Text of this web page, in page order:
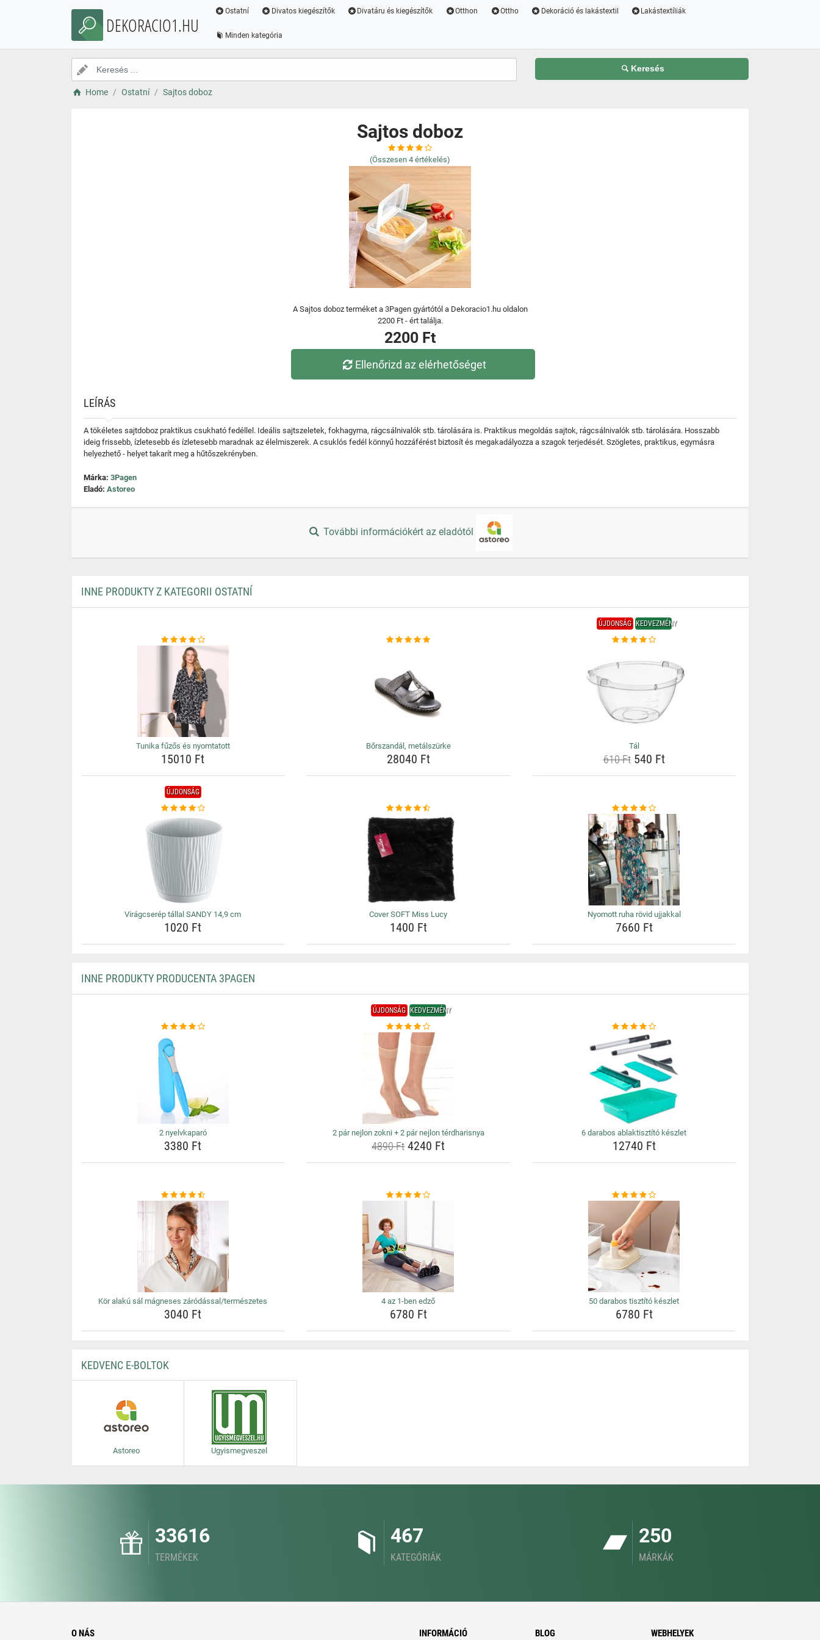
DEKORACIO1.HU
Ostatní Divatos kiegészítők Divatáru és kiegészítők Otthon Ottho Dekoráció és lakástextil Lakástextíliák
Minden kategória
Keresés
Home Ostatní Sajtos doboz
Sajtos doboz
(Összesen 4 értékelés)
A Sajtos doboz terméket a 3Pagen gyártótól a Dekoracio1.hu oldalon
2200 Ft - ért találja.
2200 Ft
Ellenőrizd az elérhetőséget
LEÍRÁS
A tökéletes sajtdoboz praktikus csukható fedéllel. Ideális sajtszeletek, fokhagyma, rágcsálnivalók stb. tárolására is. Praktikus megoldás sajtok, rágcsálnivalók stb. tárolására. Hosszabb
ideig frissebb, ízletesebb és ízletesebb maradnak az élelmiszerek. A csuklós fedél könnyű hozzáférést biztosít és megakadályozza a szagok terjedését. Szögletes, praktikus, egymásra
helyezhető - helyet takarít meg a hűtőszekrényben.
Márka: 3Pagen
Eladó: Astoreo
További információkért az eladótól
INNE PRODUKTY Z KATEGORII OSTATNÍ
Tunika fűzős és nyomtatott
15010 Ft
Bőrszandál, metálszürke
28040 Ft
ÚJDONSÁG KEDVEZMÉNY
Tál
610 Ft540 Ft
ÚJDONSÁG
Virágcserép tállal SANDY 14,9 cm
1020 Ft
Cover SOFT Miss Lucy
1400 Ft
Nyomott ruha rövid ujjakkal
7660 Ft
INNE PRODUKTY PRODUCENTA 3PAGEN
2 nyelvkaparó
3380 Ft
ÚJDONSÁG KEDVEZMÉNY
2 pár nejlon zokni + 2 pár nejlon térdharisnya
4890 Ft4240 Ft
6 darabos ablaktisztító készlet
12740 Ft
Kör alakú sál mágneses záródással/természetes
3040 Ft
4 az 1-ben edző
6780 Ft
50 darabos tisztító készlet
6780 Ft
KEDVENC E-BOLTOK
Astoreo Ugyismegveszel
33616
TERMÉKEK
467
KATEGÓRIÁK
250
MÁRKÁK
O NÁS INFORMÁCIÓ BLOG WEBHELYEK